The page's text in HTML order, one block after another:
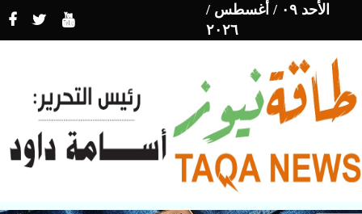
الأحد ٠٩ / أغسطس /
٢٠٢٦